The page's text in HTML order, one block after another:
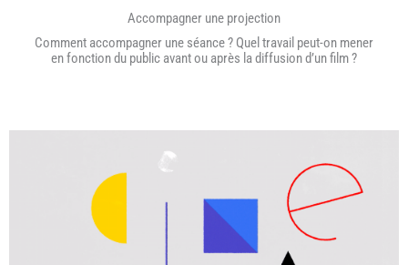
Accompagner une projection
Comment accompagner une séance ? Quel travail peut-on mener
en fonction du public avant ou après la diffusion d’un film ?